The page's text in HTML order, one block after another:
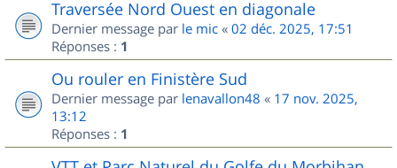
Traversée Nord Ouest en diagonale
Dernier message par le mic « 02 déc. 2025, 17:51
Réponses : 1
Ou rouler en Finistère Sud
Dernier message par lenavallon48 « 17 nov. 2025,
13:12
Réponses : 1